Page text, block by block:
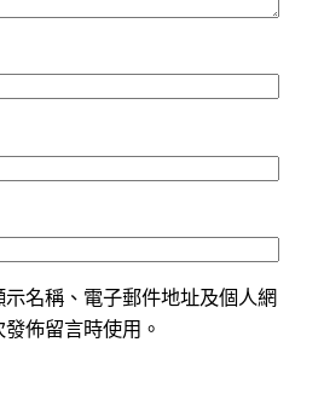
示名稱、電子郵件地址及個人網
佈留言時使用。